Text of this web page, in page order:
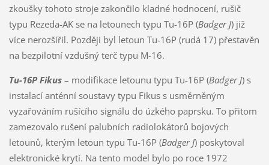
zkoušky tohoto stroje zakončilo kladné hodnocení, rušič
typu Rezeda-AK se na letounech typu Tu-16P (Badger J) již
více nerozšířil. Později byl letoun Tu-16P (rudá 17) přestavěn
na bezpilotní vzdušný terč typu M-16.
Tu-16P Fikus– modifikace letounu typu Tu-16P (Badger J) s
instalací anténní soustavy typu Fikus s usměrněným
vyzařováním rušícího signálu do úzkého paprsku. To přitom
zamezovalo rušení palubních radiolokátorů bojových
letounů, kterým letoun typu Tu-16P (Badger J) poskytoval
elektronické krytí. Na tento model bylo po roce 1972